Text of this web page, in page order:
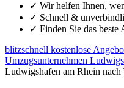
✓ Wir helfen Ihnen,
✓ Schnell &
✓ Finden Sie das
blitzschnell kostenlose
Umzugsunternehmen
Ludwigshafen am Rhein nach